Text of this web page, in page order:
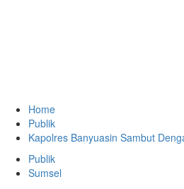
Home
Publik
Kapolres Banyuasin Sambut
Publik
Sumsel